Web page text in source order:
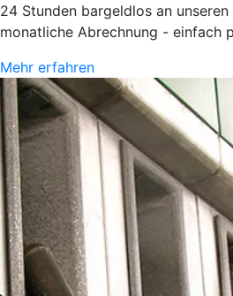
24 Stunden bargeldlos an
monatliche Abrechnung - einfach
Mehr erfahren